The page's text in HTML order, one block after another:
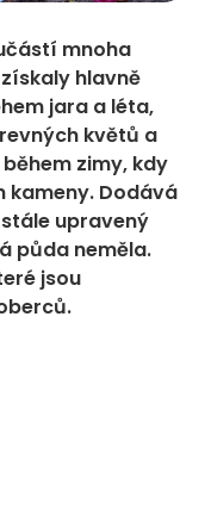
mnoha
hlavně
jara a léta,
květů a
zimy, kdy
kameny. Dodává
upravený
půda neměla.
jsou